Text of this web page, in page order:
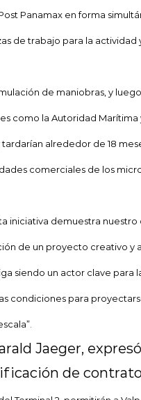
Panamax en forma
de trabajo para la actividad
de maniobras, y
como la Autoridad Marítima
alrededor de 18
comerciales de los
iniciativa demuestra
de un proyecto creativo y
siendo un actor clave para
condiciones para
Jaeger,
de